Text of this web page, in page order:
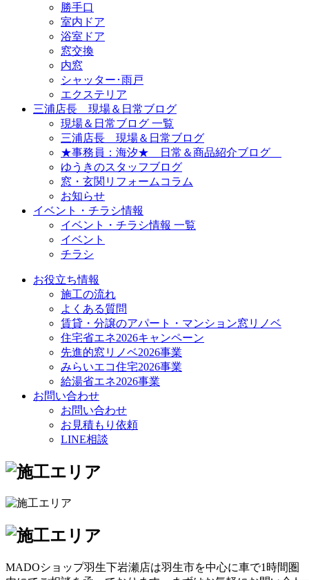
勝手口
室内ドア
浴室ドア
窓交換
内窓
シャッター･雨戸
エクステリア
三浦店長 現場＆日常ブログ
現場＆日常ブログ 一覧
三浦店長 現場＆日常ブログ
★事務員：海汐★ 日常＆商品紹介ブログ
ゆうきのスタッフブログ
窓・玄関リフォームコラム
お知らせ
イベント・チラシ情報
イベント・チラシ情報 一覧
イベント
チラシ
お役立ち情報
施工の流れ
よくある質問
賃貸・分譲のアパート・マンション窓リノベ
住宅省エネ2026キャンペーン
先進的窓リノベ2026事業
みらいエコ住宅2026事業
給湯省エネ2026事業
お問い合わせ
お問い合わせ
お見積もり依頼
LINE相談
MADOショップ羽生下岩瀬店は羽生市を中心に車で1時間圏